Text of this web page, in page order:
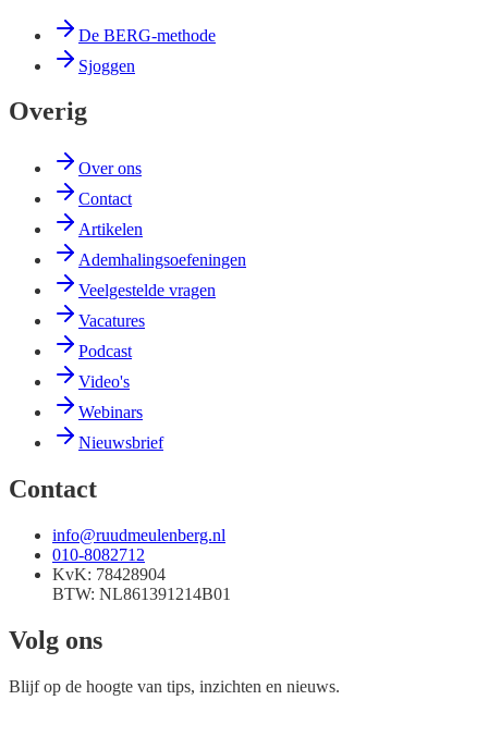
De BERG-methode
Sjoggen
Overig
Over ons
Contact
Artikelen
Ademhalingsoefeningen
Veelgestelde vragen
Vacatures
Podcast
Video's
Webinars
Nieuwsbrief
Contact
info@ruudmeulenberg.nl
010-8082712
KvK: 78428904
BTW: NL861391214B01
Volg ons
Blijf op de hoogte van tips, inzichten en nieuws.